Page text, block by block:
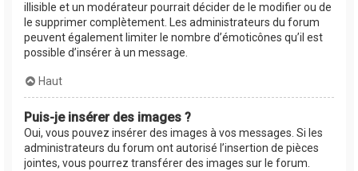
illisible et un modérateur pourrait décider de le modifier ou de
le supprimer complètement. Les administrateurs du forum
peuvent également limiter le nombre d’émoticônes qu’il est
possible d’insérer à un message.
Haut
Puis-je insérer des images ?
Oui, vous pouvez insérer des images à vos messages. Si les
administrateurs du forum ont autorisé l’insertion de pièces
jointes, vous pourrez transférer des images sur le forum.